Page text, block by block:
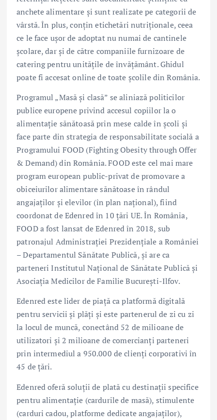
anchete alimentare și sunt realizate pe categorii de
vârstă. În plus, conțin etichetări nutriționale, ceea
ce le face ușor de adoptat nu numai de cantinele
școlare, dar și de către companiile furnizoare de
catering pentru unitățile de învățământ. Ghidul
poate fi accesat online de toate şcolile din România.
Programul „Masă și clasă” se aliniază politicilor
publice europene privind accesul copiilor la o
alimentație sănătoasă prin mese calde în școli și
face parte din strategia de responsabilitate socială a
Programului FOOD (Fighting Obesity through Offer
& Demand) din România. FOOD este cel mai mare
program european public-privat de promovare a
obiceiurilor alimentare sănătoase în rândul
angajaților și elevilor (în plan național), fiind
coordonat de Edenred în 10 țări UE. În România,
FOOD a fost lansat de Edenred în 2018, sub
patronajul Administraţiei Prezidenţiale a României
– Departamentul Sănătate Publică, și are ca
parteneri Institutul Național de Sănătate Publică și
Asociația Medicilor de Familie București-Ilfov.
Edenred este lider de piață ca platformă digitală
pentru servicii și plăți și este partenerul de zi cu zi
la locul de muncă, conectând 52 de milioane de
utilizatori și 2 milioane de comercianți parteneri
prin intermediul a 950.000 de clienți corporativi în
45 de țări.
Edenred oferă soluţii de plată cu destinaţii specifice
pentru alimentaţie (cardurile de masă), stimulente
(carduri cadou, platforme dedicate angajaților),